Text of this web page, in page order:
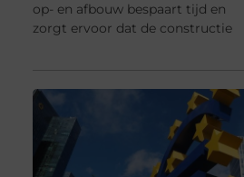
op- en afbouw bespaart tijd en
zorgt ervoor dat de constructie